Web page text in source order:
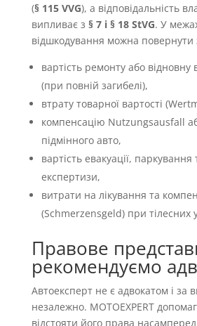
(§ 115 VVG), а відповідальність
випливає з § 7 і § 18 StVG. У
відшкодування можна повернути
вартість ремонту або відновну
(при повній загибелі),
втрату товарної вартості
компенсацію Nutzungsausfall
підмінного авто,
вартість евакуації,
експертизи,
витрати на лікування та
(Schmerzensgeld) при тілесних
Правове
рекомендуємо
Автоексперт не є адвокатом і за
незалежно. MOTOEXPERT
відстояти його права